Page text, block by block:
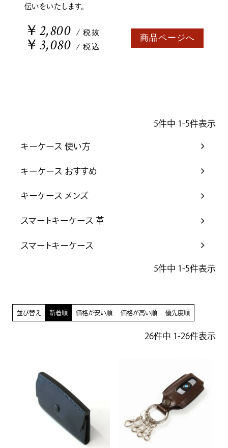
伝いをいたします。
￥2,800 / 税抜
￥3,080 / 税込
商品ページへ
5件中 1-5件表示
キーケース 使い方
キーケース おすすめ
キーケース メンズ
スマートキーケース 革
スマートキーケース
5件中 1-5件表示
並び替え 新着順 価格が安い順 価格が高い順 優先度順
26件中 1-26件表示